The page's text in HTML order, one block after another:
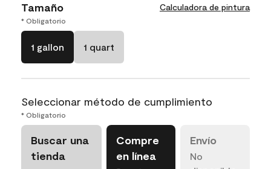
Tamaño Calculadora de pintura
* Obligatorio
1 gallon 1 quart
Seleccionar método de cumplimiento
* Obligatorio
Buscar una
tienda
Compre
en línea
Envío
No